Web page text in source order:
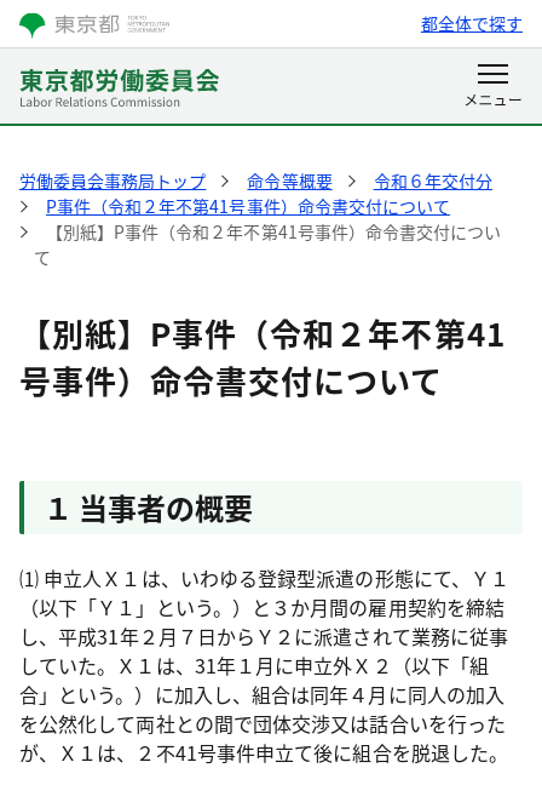
都全体で探す
労働委員会事務局トップ 命令等概要
令和６年交付分
P事件（令和２年不第41号事件）命令書交付について
【別紙】P事件（令和２年不第41号事件）命令書交付につい
て
【別紙】P事件（令和２年不第41
号事件）命令書交付について
１ 当事者の概要
⑴ 申立人Ｘ１は、いわゆる登録型派遣の形態にて、Ｙ１
（以下「Ｙ１」という。）と３か月間の雇用契約を締結
し、平成31年２月７日からＹ２に派遣されて業務に従事
していた。Ｘ１は、 31年１月に申立外Ｘ２（以下「組
合」という。）に加入し、組合は同年４月に同人の加入
を公然化して両社との間で団体交渉又は話合いを行った
が、Ｘ１は、２不41号事件申立て後に組合を脱退した。